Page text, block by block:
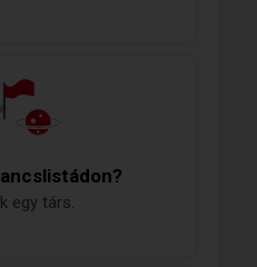
egy társ.